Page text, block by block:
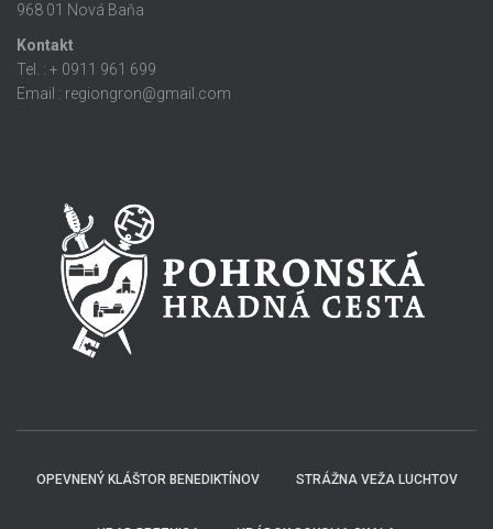
968 01 Nová Baňa
Kontakt
Tel. : + 0911 961 699
Email : regiongron@gmail.com
OPEVNENÝ KLÁŠTOR BENEDIKTÍNOV STRÁŽNA VEŽA LUCHTOV